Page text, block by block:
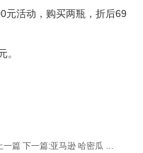
元活动，购买两瓶，折后69
。
一篇 下一篇: 亚马逊 哈密瓜 满30减30的优惠券